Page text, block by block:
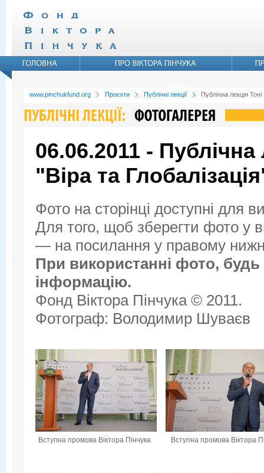
www.pinchukfund.org Проєкти Публічні лекції Публічна лекція
06.06.2011 -
"Віра та
Фото на сторінці доступні для
Для того, щоб зберегти фото у
— на посилання у правому
При використанні фото, будь
інформацію.
Фонд Віктора Пінчука © 2011.
Фотограф: Володимир Шуваєв
Вступна промова Віктора Пінчука Вступна промова Віктора